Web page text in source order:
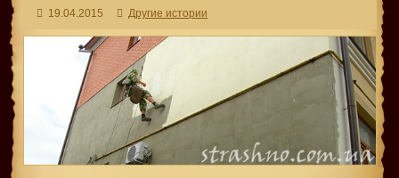
19.04.2015 Другие истории